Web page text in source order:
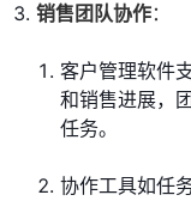
销售团队协作：
客户管理软件
和销售进展，
任务。
协作工具如任